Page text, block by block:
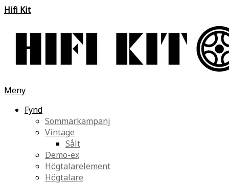
Hifi Kit
Meny
Fynd
Sommarkampanj
Vintage
Sålt
Demo-ex
Högtalarelement
Högtalare